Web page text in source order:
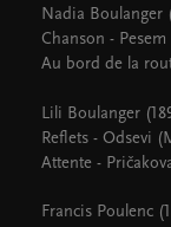
Nadia Boulanger
Chanson -
Au bord de la
Lili Boulanger
Reflets - Odsevi
Attente -
Francis Poulenc